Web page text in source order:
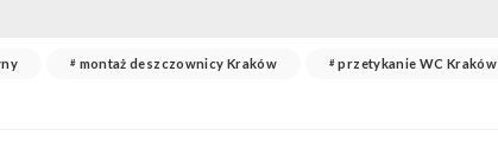
montaż deszczownicy Kraków przetykanie WC Kraków